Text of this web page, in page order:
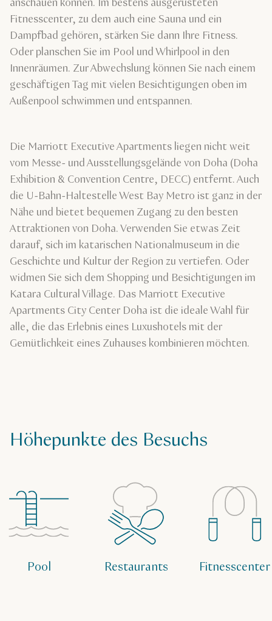
anschauen können. Im bestens ausgerüsteten
Fitnesscenter, zu dem auch eine Sauna und ein
Dampfbad gehören, stärken Sie dann Ihre Fitness.
Oder planschen Sie im Pool und Whirlpool in den
Innenräumen. Zur Abwechslung können Sie nach einem
geschäftigen Tag mit vielen Besichtigungen oben im
Außenpool schwimmen und entspannen.
Die Marriott Executive Apartments liegen nicht weit
vom Messe- und Ausstellungsgelände von Doha (Doha
Exhibition & Convention Centre, DECC) entfernt. Auch
die U-Bahn-Haltestelle West Bay Metro ist ganz in der
Nähe und bietet bequemen Zugang zu den besten
Attraktionen von Doha. Verwenden Sie etwas Zeit
darauf, sich im katarischen Nationalmuseum in die
Geschichte und Kultur der Region zu vertiefen. Oder
widmen Sie sich dem Shopping und Besichtigungen im
Katara Cultural Village. Das Marriott Executive
Apartments City Center Doha ist die ideale Wahl für
alle, die das Erlebnis eines Luxushotels mit der
Gemütlichkeit eines Zuhauses kombinieren möchten.
Höhepunkte des Besuchs
Pool Restaurants Fitnesscenter